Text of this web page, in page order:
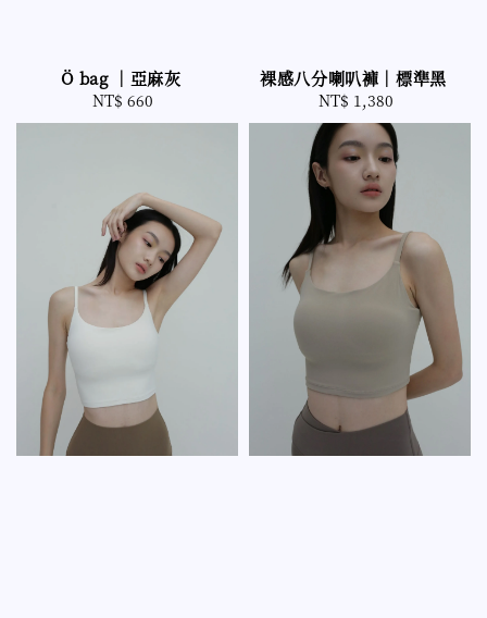
Ö bag ｜亞麻灰
Regular
price
NT$ 660
裸感八分喇叭褲｜標準黑
Regular
price
NT$ 1,380